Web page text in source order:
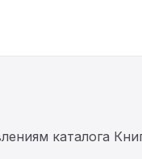
каталога